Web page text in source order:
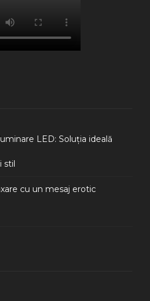
LED: Soluția ideală
stil
cu un mesaj erotic